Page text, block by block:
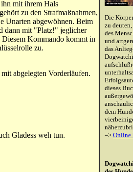
ihn mit ihrem Hals
zu den Strafmaßnahmen,
Unarten abgewöhnen. Beim
dann mit "Platz!" jeglicher
Kommando kommt in
zu.
abgelegten Vorderläufen.
Gladess weh tun.
Die
zu
des
und
das
dieses
dem
=> Online